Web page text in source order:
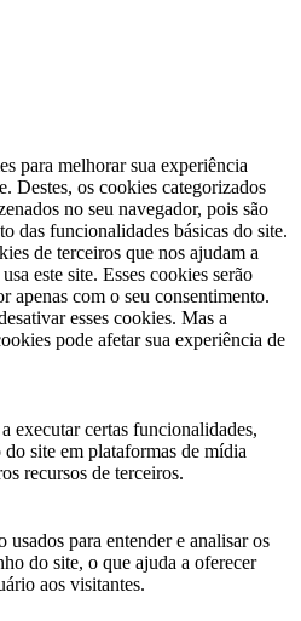
para melhorar sua experiência
Destes, os cookies categorizados
no seu navegador, pois são
das funcionalidades básicas do site.
de terceiros que nos ajudam a
este site. Esses cookies serão
apenas com o seu consentimento.
esses cookies. Mas a
pode afetar sua experiência de
executar certas funcionalidades,
site em plataformas de mídia
recursos de terceiros.
usados ​​para entender e analisar os
do site, o que ajuda a oferecer
aos visitantes.